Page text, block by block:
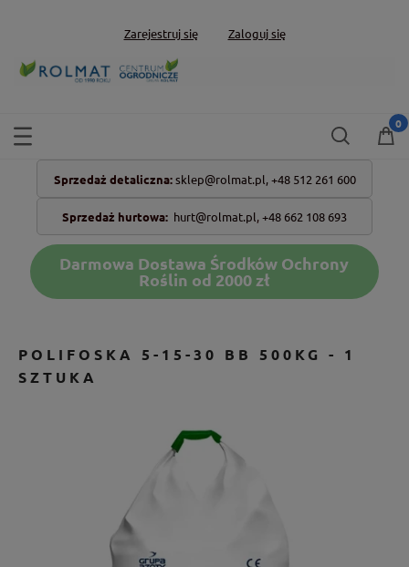
Zarejestruj się Zaloguj się
Sprzedaż detaliczna: sklep@rolmat.pl, +48 512 261 600
Sprzedaż hurtowa: hurt@rolmat.pl,+48 662 108 693
Darmowa Dostawa Środków Ochrony
Roślin od 2000 zł
POLIFOSKA 5-15-30 BB 500KG - 1
SZTUKA